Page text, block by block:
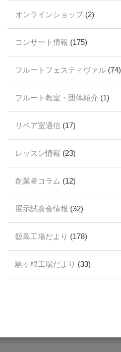
オンラインショップ(2)
コンサート情報 (175)
フルートフェスティヴァル (74)
フルート教室・団体紹介 (1)
リペア室通信 (17)
レッスン情報 (23)
創業者コラム (12)
展示試奏会情報 (32)
飯島工場だより (178)
駒ヶ根工場だより (33)